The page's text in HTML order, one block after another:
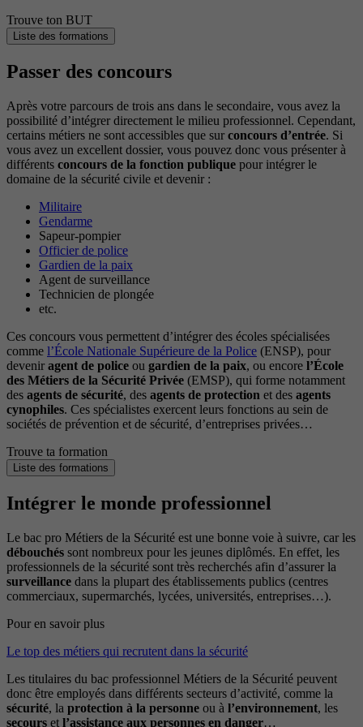
Trouve ton BUT
Liste des formations
Passer des concours
Après votre parcours de trois ans dans le secondaire, vous avez la
possibilité d’intégrer directement le milieu professionnel. Cependant,
certains métiers ne sont accessibles que sur concours d’entrée. Si
vous avez un excellent dossier, vous pouvez donc vous présenter à
différents concours de la fonction publique pour intégrer le
domaine de la sécurité civile et devenir :
Militaire
Gendarme
Sapeur-pompier
Officier de police
Gardien de la paix
Agent de surveillance
Technicien de plongée
etc.
Ces concours vous permettent d’intégrer des écoles spécialisées
comme l’École Nationale Supérieure de la Police (ENSP), pour
devenir agent de police ou gardien de la paix, ou encore l’École
des Métiers de la Sécurité Privée (EMSP), qui forme notamment
des agents de sécurité, des agents de protection et des agents
cynophiles. Ces spécialistes exercent leurs fonctions au sein de
sociétés de prévention et de sécurité, d’entreprises privées…
Trouve ta formation
Liste des formations
Intégrer le monde professionnel
Le bac pro Métiers de la Sécurité est une bonne voie à suivre, car les
débouchés sont nombreux pour les jeunes diplômés. En effet, les
professionnels de la sécurité sont très recherchés afin d’assurer la
surveillance dans la plupart des établissements publics (centres
commerciaux, supermarchés, lycées, universités, entreprises…).
Pour en savoir plus
Le top des métiers qui recrutent dans la sécurité
Les titulaires du bac professionnel Métiers de la Sécurité peuvent
donc être employés dans différents secteurs d’activité, comme la
sécurité, la protection à la personne ou à l’environnement, les
secours et l’assistance aux personnes en danger…